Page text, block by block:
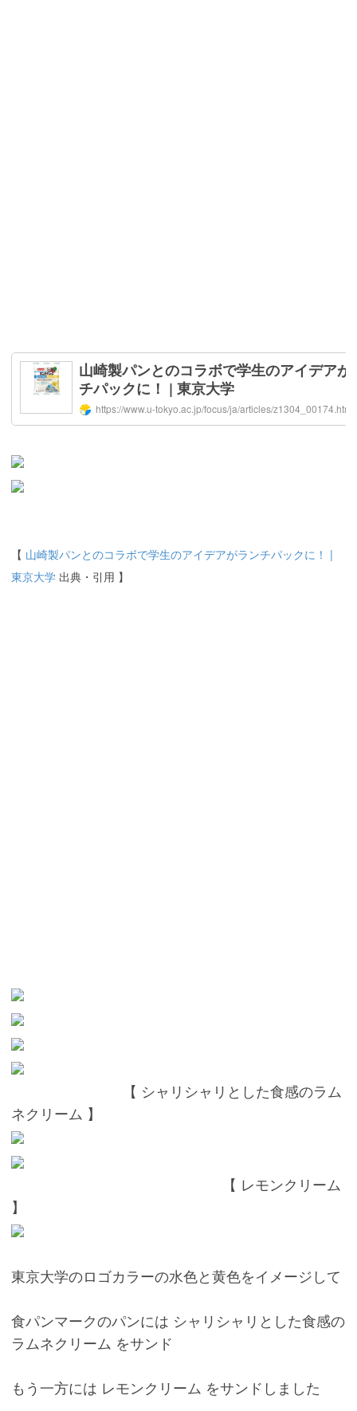
【 山崎製パンとのコラボで学生のアイデアがランチパックに！ |
東京大学 出典・引用 】
【 シャリシャリとした食感のラム
ネクリーム 】
【 レモンクリーム
】
東京大学のロゴカラーの水色と黄色をイメージして
食パンマークのパンには シャリシャリとした食感の
ラムネクリーム をサンド
もう一方には レモンクリーム をサンドしました